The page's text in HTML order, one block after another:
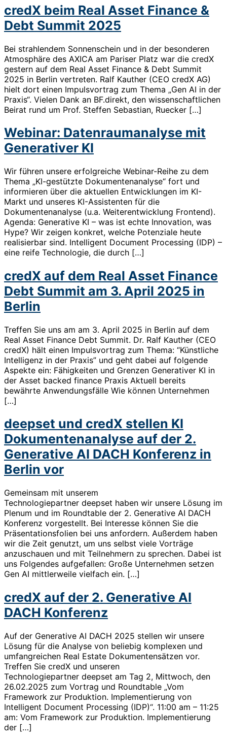
credX beim Real Asset Finance &
Debt Summit 2025
Bei strahlendem Sonnenschein und in der besonderen
Atmosphäre des AXICA am Pariser Platz war die credX
gestern auf dem Real Asset Finance & Debt Summit
2025 in Berlin vertreten. Ralf Kauther (CEO credX AG)
hielt dort einen Impulsvortrag zum Thema „Gen AI in der
Praxis“. Vielen Dank an BF.direkt, den wissenschaftlichen
Beirat rund um Prof. Steffen Sebastian, Ruecker […]
Webinar: Datenraumanalyse mit
Generativer KI
Wir führen unsere erfolgreiche Webinar-Reihe zu dem
Thema „KI-gestützte Dokumentenanalyse“ fort und
informieren über die aktuellen Entwicklungen im KI-
Markt und unseres KI-Assistenten für die
Dokumentenanalyse (u.a. Weiterentwicklung Frontend).
Agenda: Generative KI – was ist echte Innovation, was
Hype? Wir zeigen konkret, welche Potenziale heute
realisierbar sind. Intelligent Document Processing (IDP) –
eine reife Technologie, die durch […]
credX auf dem Real Asset Finance
Debt Summit am 3. April 2025 in
Berlin
Treffen Sie uns am am 3. April 2025 in Berlin auf dem
Real Asset Finance Debt Summit. Dr. Ralf Kauther (CEO
credX) hält einen Impulsvortrag zum Thema: “Künstliche
Intelligenz in der Praxis” und geht dabei auf folgende
Aspekte ein: Fähigkeiten und Grenzen Generativer KI in
der Asset backed finance Praxis Aktuell bereits
bewährte Anwendungsfälle Wie können Unternehmen
[…]
deepset und credX stellen KI
Dokumentenanalyse auf der 2.
Generative AI DACH Konferenz in
Berlin vor
Gemeinsam mit unserem
Technologiepartner deepset haben wir unsere Lösung im
Plenum und im Roundtable der 2. Generative AI DACH
Konferenz vorgestellt. Bei Interesse können Sie die
Präsentationsfolien bei uns anfordern. Außerdem haben
wir die Zeit genutzt, um uns selbst viele Vorträge
anzuschauen und mit Teilnehmern zu sprechen. Dabei ist
uns Folgendes aufgefallen: Große Unternehmen setzen
Gen AI mittlerweile vielfach ein. […]
credX auf der 2. Generative AI
DACH Konferenz
Auf der Generative AI DACH 2025 stellen wir unsere
Lösung für die Analyse von beliebig komplexen und
umfangreichen Real Estate Dokumentensätzen vor.
Treffen Sie credX und unseren
Technologiepartner deepset am Tag 2, Mittwoch, den
26.02.2025 zum Vortrag und Roundtable „Vom
Framework zur Produktion. Implementierung von
Intelligent Document Processing (IDP)“. 11:00 am – 11:25
am: Vom Framework zur Produktion. Implementierung
der […]